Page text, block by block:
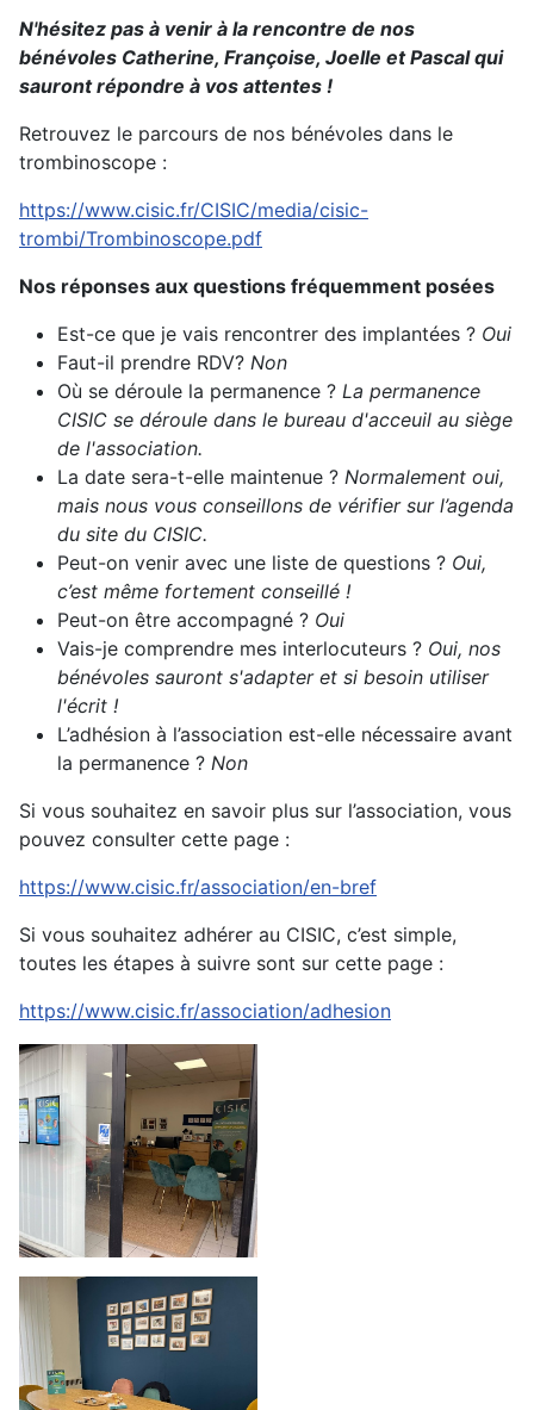
N'hésitez pas à venir à la rencontre de nos
bénévoles Catherine, Françoise, Joelle et Pascal qui
sauront répondre à vos attentes !
Retrouvez le parcours de nos bénévoles dans le
trombinoscope :
https://www.cisic.fr/CISIC/media/cisic-
trombi/Trombinoscope.pdf
Nos réponses aux questions fréquemment posées
Est-ce que je vais rencontrer des implantées ? Oui
Faut-il prendre RDV? Non
Où se déroule la permanence ? La permanence
CISIC se déroule dans le bureau d'acceuil au siège
de l'association.
La date sera-t-elle maintenue ? Normalement oui,
mais nous vous conseillons de vérifier sur l’agenda
du site du CISIC.
Peut-on venir avec une liste de questions ? Oui,
c’est même fortement conseillé !
Peut-on être accompagné ? Oui
Vais-je comprendre mes interlocuteurs ? Oui, nos
bénévoles sauront s'adapter et si besoin utiliser
l'écrit !
L’adhésion à l’association est-elle nécessaire avant
la permanence ? Non
Si vous souhaitez en savoir plus sur l’association, vous
pouvez consulter cette page :
https://www.cisic.fr/association/en-bref
Si vous souhaitez adhérer au CISIC, c’est simple,
toutes les étapes à suivre sont sur cette page :
https://www.cisic.fr/association/adhesion